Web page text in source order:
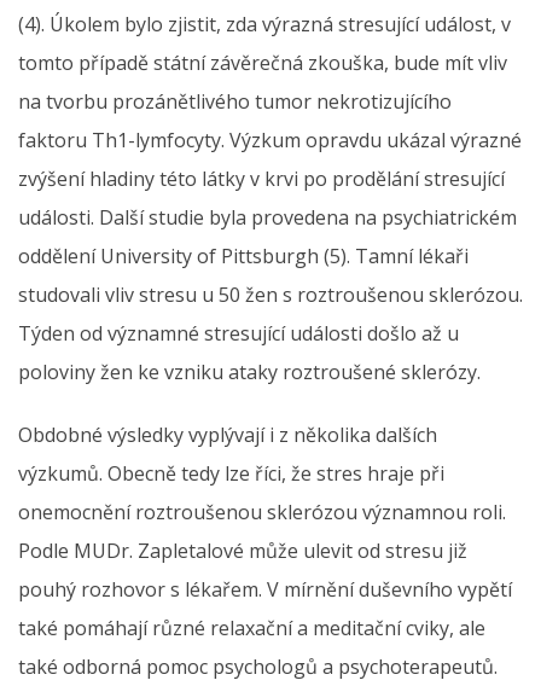
(4). Úkolem bylo zjistit, zda výrazná stresující událost, v
tomto případě státní závěrečná zkouška, bude mít vliv
na tvorbu prozánětlivého tumor nekrotizujícího
faktoru Th1-lymfocyty. Výzkum opravdu ukázal výrazné
zvýšení hladiny této látky v krvi po prodělání stresující
události. Další studie byla provedena na psychiatrickém
oddělení University of Pittsburgh (5). Tamní lékaři
studovali vliv stresu u 50 žen s roztroušenou sklerózou.
Týden od významné stresující události došlo až u
poloviny žen ke vzniku ataky roztroušené sklerózy.
Obdobné výsledky vyplývají i z několika dalších
výzkumů. Obecně tedy lze říci, že stres hraje při
onemocnění roztroušenou sklerózou významnou roli.
Podle MUDr. Zapletalové může ulevit od stresu již
pouhý rozhovor s lékařem. V mírnění duševního vypětí
také pomáhají různé relaxační a meditační cviky, ale
také odborná pomoc psychologů a psychoterapeutů.